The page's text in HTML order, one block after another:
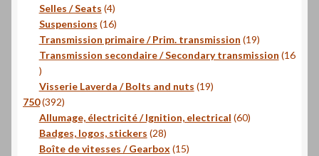
Selles / Seats 44
produits
Suspensions 1616
produits
Transmission primaire / Prim. transmission 1919
produits
Transmission secondaire / Secondary transmission 16
16
produits
Visserie Laverda / Bolts and nuts 1919
750 392392
produits
Allumage, électricité / Ignition, electrical 6060
Badges, logos, stickers 2828
produits
Boîte de vitesses / Gearbox 1515